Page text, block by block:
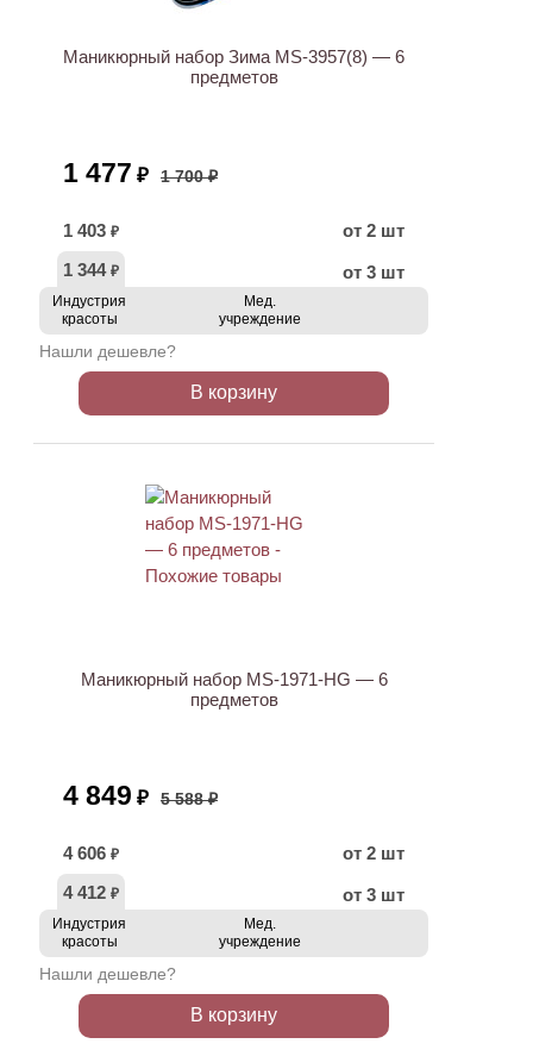
Маникюрный набор Зима MS-3957(8) — 6
предметов
1 477 ₽ 1 700 ₽
1 403 ₽
от 2 шт
1 344 ₽ от 3 шт
Индустрия
красоты
Мед.
учреждение
Нашли дешевле?
В корзину
Маникюрный набор MS-1971-HG — 6
предметов
4 849 ₽ 5 588 ₽
4 606 ₽
от 2 шт
4 412 ₽ от 3 шт
Индустрия
красоты
Мед.
учреждение
Нашли дешевле?
В корзину